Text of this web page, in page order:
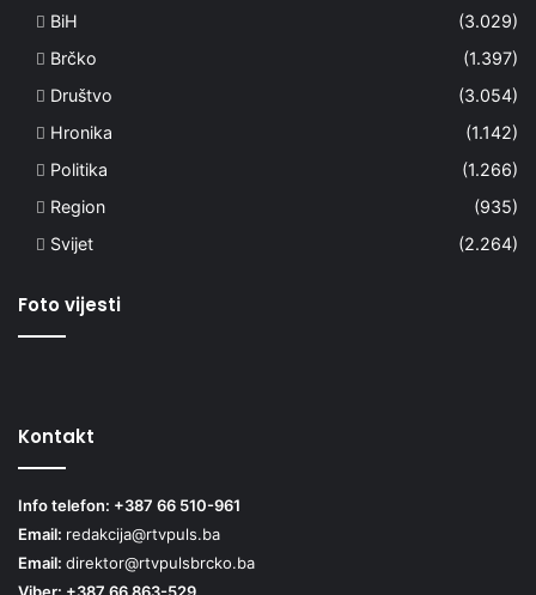
BiH
(3.029)
Brčko
(1.397)
Društvo
(3.054)
Hronika
(1.142)
Politika
(1.266)
Region
(935)
Svijet
(2.264)
Foto vijesti
Kontakt
Info telefon: +387 66 510-961
Email: redakcija@rtvpuls.ba
Email: direktor@rtvpulsbrcko.ba